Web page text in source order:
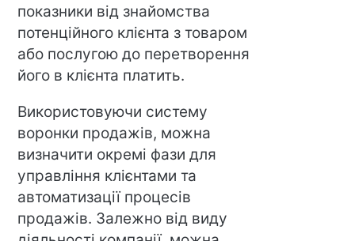
показники від знайомства
потенційного клієнта з товаром
або послугою до перетворення
його в клієнта платить.
Використовуючи систему
воронки продажів, можна
визначити окремі фази для
управління клієнтами та
автоматизації процесів
продажів. Залежно від виду